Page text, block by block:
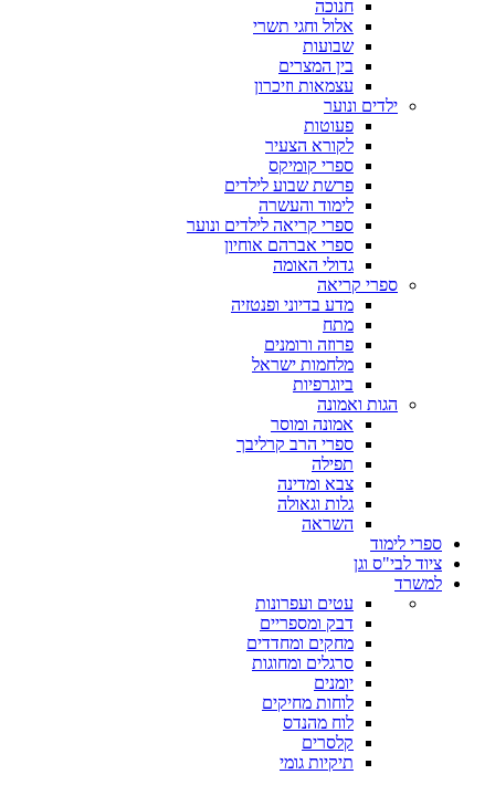
חנוכה
אלול וחגי תשרי
שבועות
בין המצרים
עצמאות וזיכרון
ילדים ונוער
פעוטות
לקורא הצעיר
ספרי קומיקס
פרשת שבוע לילדים
לימוד והעשרה
ספרי קריאה לילדים ונוער
ספרי אברהם אוחיון
גדולי האומה
ספרי קריאה
מדע בדיוני ופנטזיה
מתח
פרוזה ורומנים
מלחמות ישראל
ביוגרפיות
הגות ואמונה
אמונה ומוסר
ספרי הרב קרליבך
תפילה
צבא ומדינה
גלות וגאולה
השראה
ספרי לימוד
ציוד לבי"ס וגן
למשרד
עטים ועפרונות
דבק ומספריים
מחקים ומחדדים
סרגלים ומחוגות
יומנים
לוחות מחיקים
לוח מהנדס
קלסרים
תיקיות גומי